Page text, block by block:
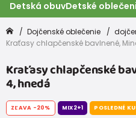
Detská obuvDetské
Dojčenské oblečenie
Kraťasy chlapčenské bavlnené,
Kraťasy chlapčenské
4, hnedá
ZĽAVA -20% MIX2+1 POSLEDNÉ